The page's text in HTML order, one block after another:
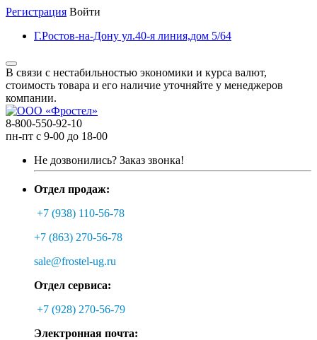
Регистрация Войти
Г.Ростов-на-Дону ул.40-я линия,дом 5/64
В связи с нестабильностью экономики и курса валют,
стоимость товара и его наличие уточняйте у менеджеров
компании.
8-800-550-92-10
пн-пт с 9-00 до 18-00
Не дозвонились? Заказ звонка!
Отдел продаж:
+7 (938) 110-56-78
+7 (863) 270-56-78
sale@frostel-ug.ru
Отдел сервиса:
+7 (928) 270-56-79
Электронная почта: